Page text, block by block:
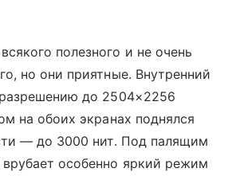
полезного и не очень
но они приятные. Внутренний
до 2504×2256
на обоих экранах поднялся
— до 3000 нит. Под палящим
особенно яркий режим